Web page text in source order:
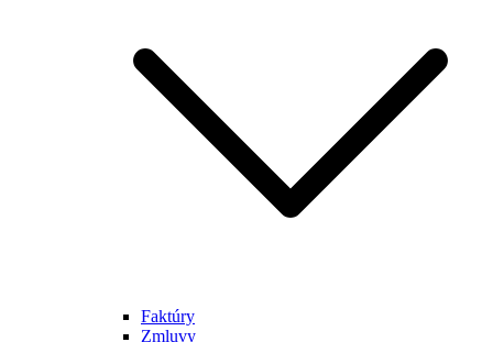
Faktúry
Zmluvy